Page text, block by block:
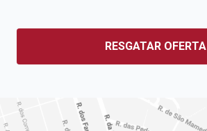
RESGATAR OFERTA